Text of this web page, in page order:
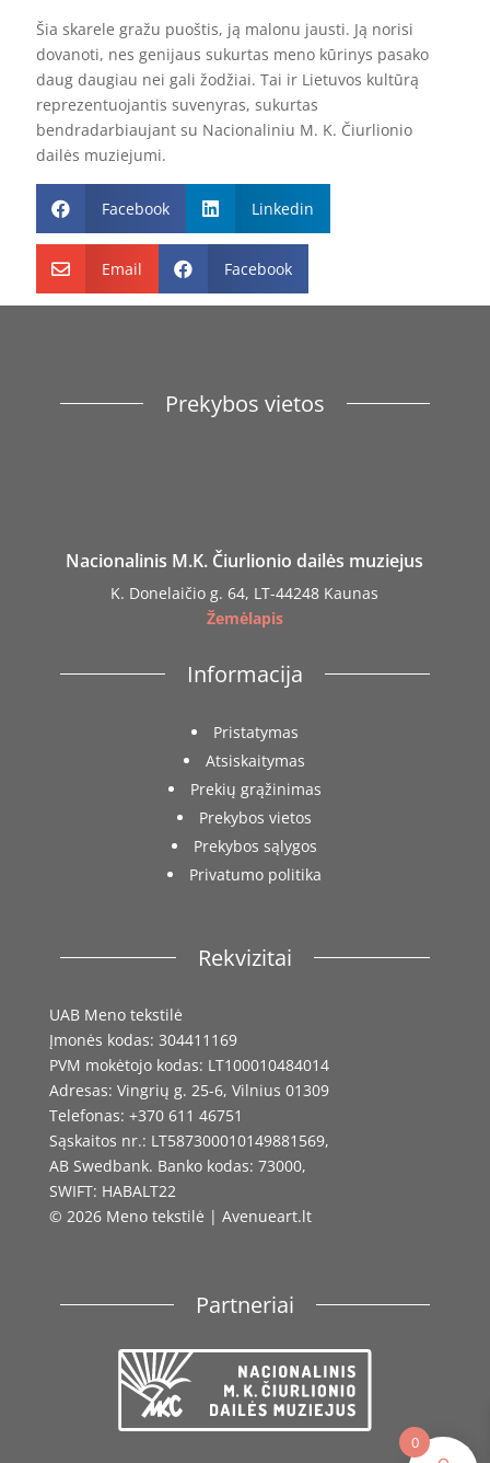
Šia skarele gražu puoštis, ją malonu jausti. Ją norisi
dovanoti, nes genijaus sukurtas meno kūrinys pasako
daug daugiau nei gali žodžiai. Tai ir Lietuvos kultūrą
reprezentuojantis suvenyras, sukurtas
bendradarbiaujant su Nacionaliniu M. K. Čiurlionio
dailės muziejumi.
 Facebook  Linkedin
 Email  Facebook
Prekybos vietos
Nacionalinis M.K. Čiurlionio dailės muziejus
K. Donelaičio g. 64, LT-44248 Kaunas
Žemėlapis
Informacija
Pristatymas
Atsiskaitymas
Prekių grąžinimas
Prekybos vietos
Prekybos sąlygos
Privatumo politika
Rekvizitai
UAB Meno tekstilė
Įmonės kodas: 304411169
PVM mokėtojo kodas: LT100010484014
Adresas: Vingrių g. 25-6, Vilnius 01309
Telefonas: +370 611 46751
Sąskaitos nr.: LT587300010149881569,
AB Swedbank. Banko kodas: 73000,
SWIFT: HABALT22
© 2026 Meno tekstilė | Avenueart.lt
Partneriai
0